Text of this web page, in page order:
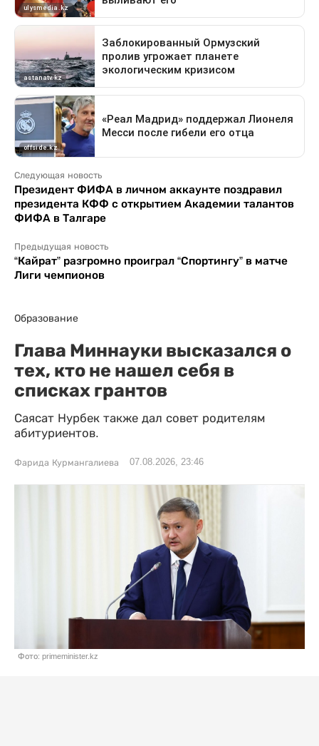
Следующая новость
Президент ФИФА в личном аккаунте поздравил
президента КФФ с открытием Академии талантов
ФИФА в Талгаре
Предыдущая новость
“Кайрат” разгромно проиграл “Спортингу” в матче
Лиги чемпионов
Образование
Глава Миннауки высказался о
тех, кто не нашел себя в
списках грантов
Саясат Нурбек также дал совет родителям
абитуриентов.
Фарида Курмангалиева 07.08.2026, 23:46
Фото: primeminister.kz